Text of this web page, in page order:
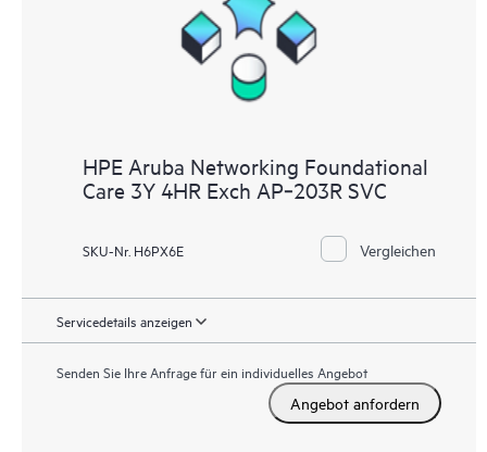
HPE Aruba Networking Foundational
Care 3Y 4HR Exch AP‑203R SVC
SKU-Nr. H6PX6E Vergleichen
Servicedetails anzeigen
Senden Sie Ihre Anfrage für ein individuelles Angebot
Angebot anfordern